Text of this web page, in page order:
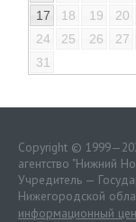
17
18 19 20
24
25 26 27
31
Copyright ©
агентство "Нижний
Учредитель —
Нижегородской
информационный